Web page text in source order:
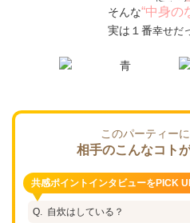
そんな“中身の
実は１番幸せだ
このパーティー
相手のこんなコト
共感ポイントインタビューをPICK
自炊はしている？